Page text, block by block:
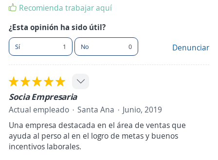
Recomienda trabajar aquí
¿Esta opinión ha sido útil?
Sí 1 No 0 Denunciar
Socia Empresaria
Actual empleado Santa Ana
Junio, 2019
Una empresa destacada en el área de ventas que
ayuda al perso al en el logro de metas y buenos
incentivos laborales.